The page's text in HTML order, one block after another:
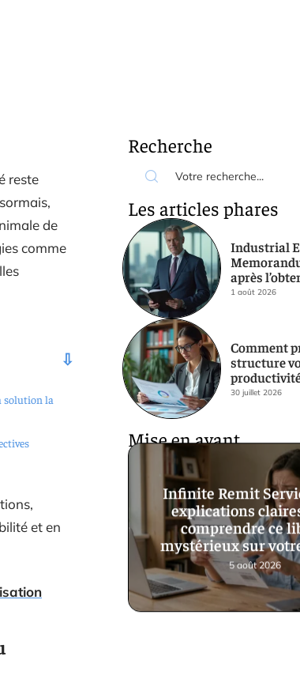
reste
de
comme
solution la
et en
Recherche
Les articles phares
Industrial
après
1 août 2026
Comment
structure
productivité
30 juillet 2026
Mise en avant
Infinite Remit
explications
comprendre ce
mystérieux sur
5 août 2026